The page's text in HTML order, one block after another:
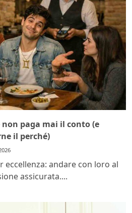
paga mai il conto (e
il perché)
eccellenza: andare con loro al
assicurata....